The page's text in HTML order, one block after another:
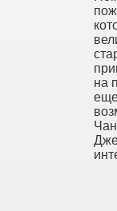
на
еще